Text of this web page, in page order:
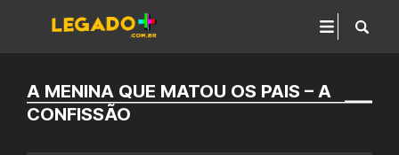
A MENINA QUE MATOU OS PAIS – A
CONFISSÃO